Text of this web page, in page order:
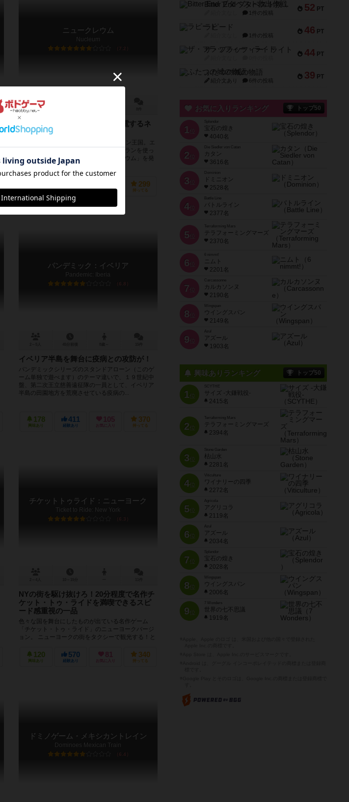
ニュークレウム
Nucleum
7.2
1～4人
ニュークレウムの原子の力で発電するネ
ットワーク構築ゲーム
舞台はパラレルワールドの19世紀ザクセン王国。エ
ルザ博士は最近特定された元素であるウランを使っ
て、原子力発電を行う装置「ニュークレウム」を発
明する。このニュークレウムにより、...
299
持ってる
パンデミック：イベリア
Pandemic: Iberia
6.8
イベリア半島を舞台に疫病との攻防が！
パンデミックシリーズのスタンドアローン（このゲ
ーム単独で遊べます）のテーマ違いで、１９世紀中
盤、第二次王立慈善遠征隊の一員として、イベリア
半島の田園地方を荒廃させている疫病の...
178
興味あり
411
経験あり
105
お気に入り
370
持ってる
チケットトゥライド：ニューヨーク
Ticket to Ride: New York
6.3
NYの街を駆け抜けろ！20分程度で名作チ
ケット・トゥ・ライドを満喫できるスピ
ード感重視の一品
色々な国を舞台にしたものが出ている名作ゲーム
「チケット・トゥ・ライド」のニューヨークバージ
ョン。 ニューヨークの街をタクシーで観光する！と
120
興味あり
570
経験あり
81
お気に入り
340
持ってる
ドミノゲーム・メキシカントレイン
Dominoes Mexican Train
6.4
52 PT
Bitter End ブタペスト救出作戦
1件の投稿
46 PT
ラピード
1件の投稿
44 PT
ザ・フラッフィー・ライト
39 PT
ふたつの城の物語
紹介文あり 6件の投稿
お気に入りランキング トップ50
1 位
宝石の煌き
4040名
2 位
Die Siedler von Catan
カタン
3616名
3 位
ドミニオン
2528名
4位
Battle Line
バトルライン
2377名
5 位
Terraforming Mars
テラフォーミングマーズ
2370名
6 位
ニムト
2201名
7 位
Carcassonne
カルカソンヌ
2190名
8 位
Wingspan
ウイングスパン
2149名
9 位
Azul
アズール
1903名
興味ありランキング トップ50
1位
SCYTHE
サイズ -大鎌戦役-
2415名
2位
Terraforming Mars
テラフォーミングマーズ
2394名
3位
Stone Garden
枯山水
2281名
4位
Viticulture
ワイナリーの四季
2272名
5位
Agricola
アグリコラ
2119名
6位
Azul
アズール
2034名
7位
宝石の煌き
2028名
8位
Wingspan
ウイングスパン
2006名
9位
7 Wonders
世界の七不思議
1919名